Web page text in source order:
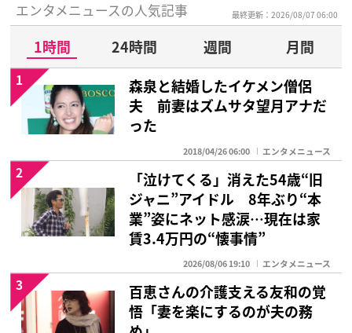
エンタメニュースの人気記事 最終更新：2026/08/07 06:00
1時間 24時間 週間
月間
森泉と結婚したイケメン僧侶
夫 前妻はズムサタ望月アナだ
った
2018/04/26 06:00 エンタメニュース
1
「泣けてくる」消えた54歳“旧
ジャニ”アイドル 8年ぶり“本
業”姿にネット感涙…現在は家
賃3.4万円の“懐事情”
2026/08/06 19:10 エンタメニュース
2
百恵さんの介護支える友和の覚
悟「妻を楽にするのが夫の務
3